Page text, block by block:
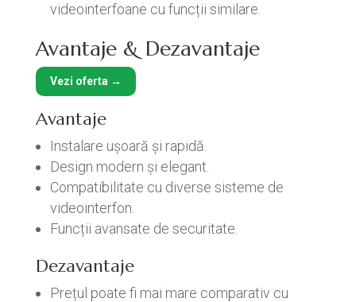
videointerfoane cu funcții similare.
Avantaje & Dezavantaje
Vezi oferta →
Avantaje
Instalare ușoară și rapidă.
Design modern și elegant.
Compatibilitate cu diverse sisteme de
videointerfon.
Funcții avansate de securitate.
Dezavantaje
Prețul poate fi mai mare comparativ cu